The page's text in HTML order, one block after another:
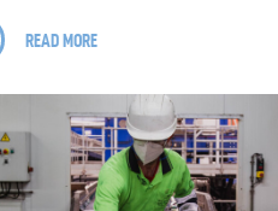
READ MORE